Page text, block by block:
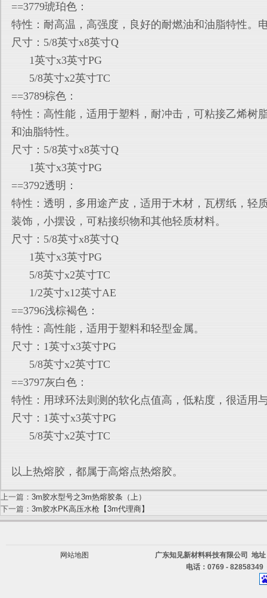
==3779琥珀色：
特性：耐高温，高强度，良好的耐燃油和油脂特性。
尺寸：5/8英寸x8英寸Q
1英寸x3英寸PG
5/8英寸x2英寸TC
==3789棕色：
特性：高性能，适用于塑料，耐冲击，可粘接乙烯树
和油脂特性。
尺寸：5/8英寸x8英寸Q
1英寸x3英寸PG
==3792透明：
特性：透明，多用途产皮，适用于木材，瓦楞纸，轻
装饰，小摆设，可粘接织物和其他轻质材料。
尺寸：5/8英寸x8英寸Q
1英寸x3英寸PG
5/8英寸x2英寸TC
1/2英寸x12英寸AE
==3796浅棕褐色：
特性：高性能，适用于塑料和轻型金属。
尺寸：1英寸x3英寸PG
5/8英寸x2英寸TC
==3797灰白色：
特性：用球环法则测的软化点值高，低粘度，很适用
尺寸：1英寸x3英寸PG
5/8英寸x2英寸TC
以上热熔胶，都属于高熔点热熔胶。
上一篇： 3m胶水型号之3m热熔胶条（上）
下一篇： 3m胶水PK高压水枪【3m代理商】
网站地图
广东知见新材料科技有限公司 地
电话：0769 -